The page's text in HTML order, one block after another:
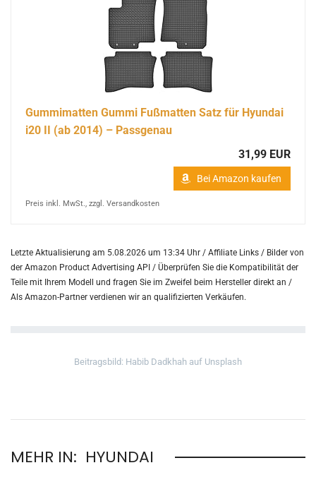
Gummimatten Gummi Fußmatten Satz für Hyundai
i20 II (ab 2014) – Passgenau
31,99 EUR
Bei Amazon kaufen
Preis inkl. MwSt., zzgl. Versandkosten
Letzte Aktualisierung am 5.08.2026 um 13:34 Uhr / Affiliate Links / Bilder von
der Amazon Product Advertising API / Überprüfen Sie die Kompatibilität der
Teile mit Ihrem Modell und fragen Sie im Zweifel beim Hersteller direkt an /
Als Amazon-Partner verdienen wir an qualifizierten Verkäufen.
Beitragsbild: Habib Dadkhah auf Unsplash
MEHR IN: HYUNDAI